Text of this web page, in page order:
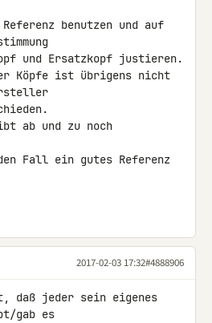
benutzen und auf
und Ersatzkopf justieren.
Köpfe ist übrigens nicht
ab und zu noch
Fall ein gutes Referenz
2017-02-03 17:32#4888906
daß jeder sein eigenes
gab es